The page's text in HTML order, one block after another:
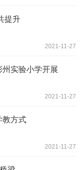
提升
2021-11-27
实验小学开展
2021-11-27
教方式
2021-11-27